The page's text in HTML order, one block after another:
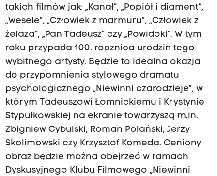
takich filmów jak: „Kanał”, „Popiół i diament”,
„Wesele”, „Człowiek z marmuru”, „Człowiek z
żelaza”, „Pan Tadeusz” czy „Powidoki”. W tym
roku przypada 100. rocznica urodzin tego
wybitnego artysty. Będzie to idealna okazja
do przypomnienia stylowego dramatu
psychologicznego „Niewinni czarodzieje”, w
którym Tadeuszowi Łomnickiemu i Krystynie
Stypułkowskiej na ekranie towarzyszą m.in.
Zbigniew Cybulski, Roman Polański, Jerzy
Skolimowski czy Krzysztof Komeda. Ceniony
obraz będzie można obejrzeć w ramach
Dyskusyjnego Klubu Filmowego „Niewinni